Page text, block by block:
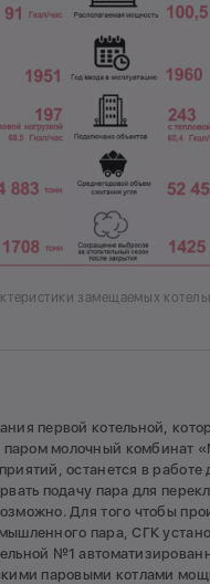
замещаемых
первой котельной,
молочный комбинат
останется в
подачу пара для
Для того чтобы
пара, СГК
№1
паровыми котлами